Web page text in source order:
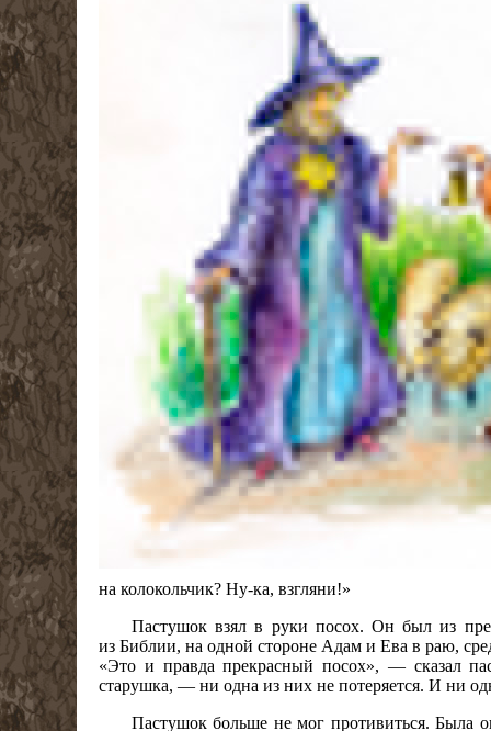
на колокольчик? Ну-ка, взгляни!»
Пастушок взял в руки посох. Он был из
из Библии, на одной стороне Адам и Ева в раю,
«Это и правда прекрасный посох», — сказал
старушка, — ни одна из них не потеряется. И ни
Пастушок больше не мог противиться. Была